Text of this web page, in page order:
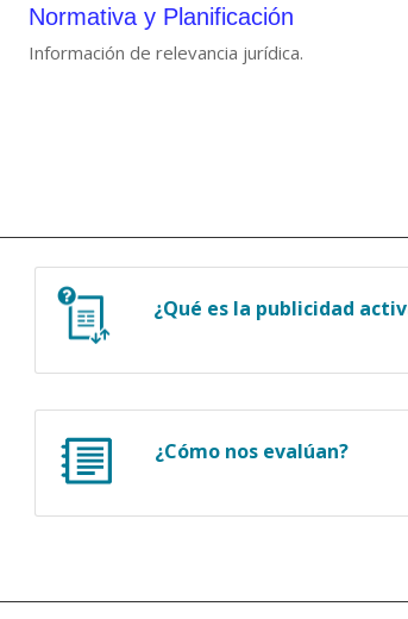
Normativa y Planificación
Información de relevancia jurídica.
¿Qué es la publicidad
¿Cómo nos evalúan?